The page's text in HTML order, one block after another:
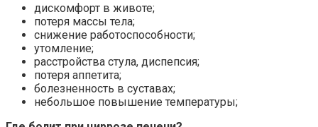
дискомфорт в животе;
потеря массы тела;
снижение работоспособности;
утомление;
расстройства стула, диспепсия;
потеря аппетита;
болезненность в суставах;
небольшое повышение температуры;